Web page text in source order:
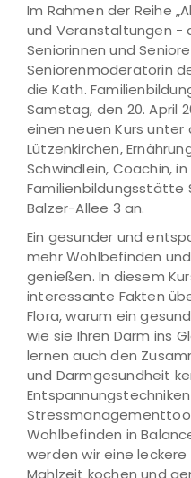
Im Rahmen der Reihe
und Veranstaltungen -
Seniorinnen und
Seniorenmoderatorin
die Kath.
Samstag, den 20. April
einen neuen Kurs unter
Lützenkirchen,
Schwindlein, Coachin,
Familienbildungsstätte
Balzer-Allee 3 an.
Ein gesunder und
mehr Wohlbefinden
genießen. In diesem
interessante Fakten
Flora, warum ein
wie sie Ihren Darm ins
lernen auch den
und Darmgesundheit
Wohlbefinden in
werden wir eine
Mahlzeit kochen und